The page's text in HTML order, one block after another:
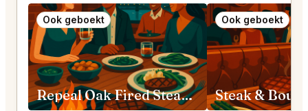
Ook geboekt
Repeal Oak Fired Steakhouse Louisville
Ook geboekt